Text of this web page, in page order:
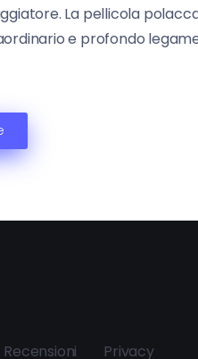
La pellicola
e profondo
Recensioni Privacy